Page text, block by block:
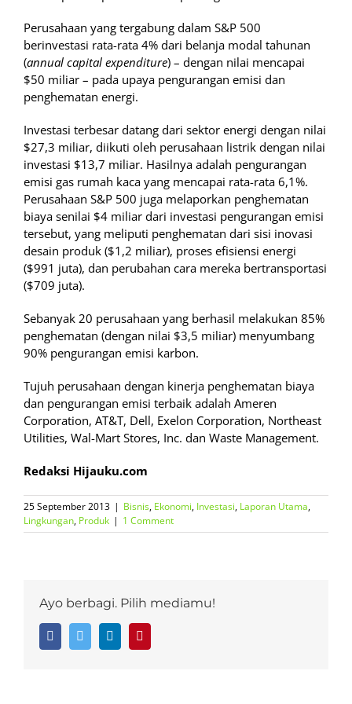
Perusahaan yang tergabung dalam S&P 500
berinvestasi rata-rata 4% dari belanja modal tahunan
(annual capital expenditure) – dengan nilai mencapai
$50 miliar – pada upaya pengurangan emisi dan
penghematan energi.
Investasi terbesar datang dari sektor energi dengan nilai
$27,3 miliar, diikuti oleh perusahaan listrik dengan nilai
investasi $13,7 miliar. Hasilnya adalah pengurangan
emisi gas rumah kaca yang mencapai rata-rata 6,1%.
Perusahaan S&P 500 juga melaporkan penghematan
biaya senilai $4 miliar dari investasi pengurangan emisi
tersebut, yang meliputi penghematan dari sisi inovasi
desain produk ($1,2 miliar), proses efisiensi energi
($991 juta), dan perubahan cara mereka bertransportasi
($709 juta).
Sebanyak 20 perusahaan yang berhasil melakukan 85%
penghematan (dengan nilai $3,5 miliar) menyumbang
90% pengurangan emisi karbon.
Tujuh perusahaan dengan kinerja penghematan biaya
dan pengurangan emisi terbaik adalah Ameren
Corporation, AT&T, Dell, Exelon Corporation, Northeast
Utilities, Wal-Mart Stores, Inc. dan Waste Management.
Redaksi Hijauku.com
25 September 2013 | Bisnis, Ekonomi, Investasi, Laporan Utama,
Lingkungan, Produk | 1 Comment
Ayo berbagi. Pilih mediamu!
FacebookTwitter LinkedIn